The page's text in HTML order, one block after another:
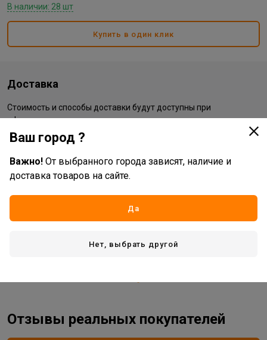
В наличии: 28 шт
Купить в один клик
Доставка
Стоимость и способы доставки будут доступны при
оформлении заказа.
Характеристики
Практика
250 мм
Отзывы реальных покупателей
Ваш город ?
Важно! От выбранного города зависят, наличие и
доставка товаров на сайте.
Да
Нет, выбрать другой